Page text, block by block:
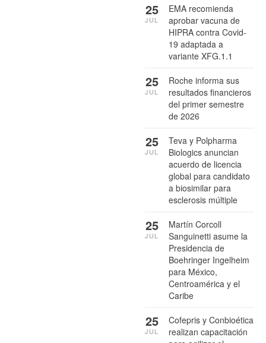
EMA recomienda
aprobar vacuna de
HIPRA contra Covid-
19 adaptada a
variante XFG.1.1
25
JUL
Roche informa sus
resultados financieros
del primer semestre
de 2026
25
JUL
Teva y Polpharma
Biologics anuncian
acuerdo de licencia
global para candidato
a biosimilar para
esclerosis múltiple
25
JUL
Martín Corcoll
Sanguinetti asume la
Presidencia de
Boehringer Ingelheim
para México,
Centroamérica y el
Caribe
25
JUL
Cofepris y Conbioética
realizan capacitación
25
JUL